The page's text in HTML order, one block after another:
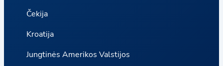
Čekija
Kroatija
Jungtinės Amerikos Valstijos